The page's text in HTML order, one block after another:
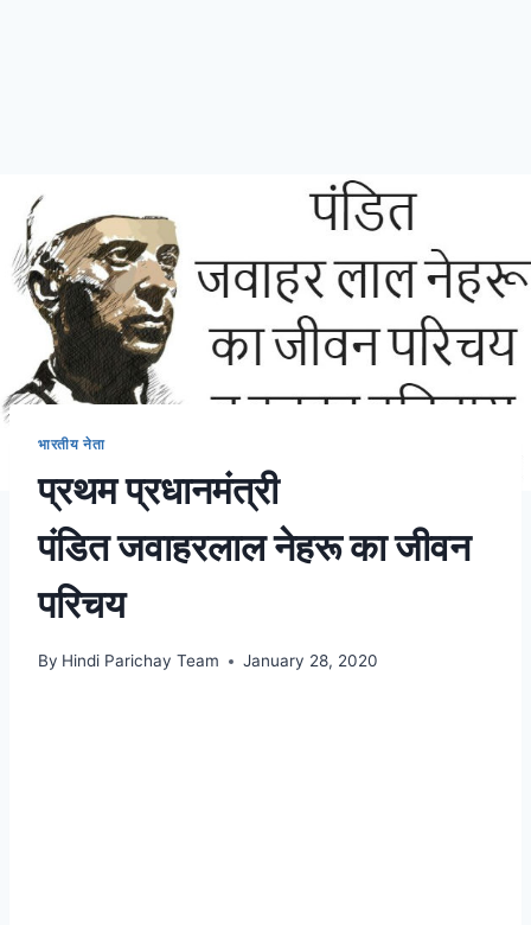
भारतीय नेता
प्रथम प्रधानमंत्री
पंडित जवाहरलाल नेहरू का जीवन
परिचय
By Hindi Parichay Team January 28, 2020